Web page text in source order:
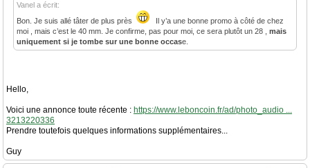
Vanel a écrit:
Bon. Je suis allé tâter de plus près
Il y’a une bonne promo à côté de chez
moi , mais c’est le 40 mm. Je confirme, pas pour moi, ce sera plutôt un 28 , mais
uniquement si je tombe sur une bonne occase.
Hello,
Voici une annonce toute récente : https://www.leboncoin.fr/ad/photo_audio ...
3213220336
Prendre toutefois quelques informations supplémentaires...
Guy